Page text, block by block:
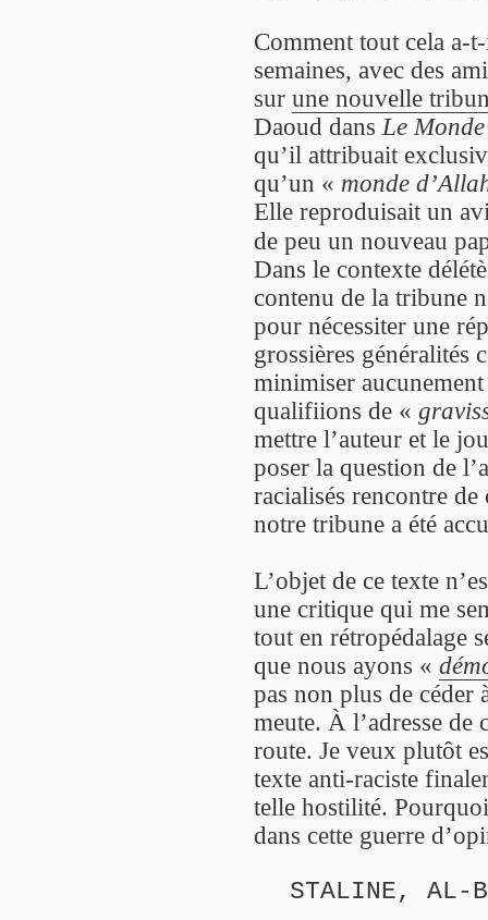
Comment tout cela a-
semaines, avec des
sur une nouvelle
Daoud dans Le Monde
qu’il attribuait
qu’un « monde
Elle reproduisait un
de peu un nouveau
Dans le contexte
contenu de la tribune
pour nécessiter une
grossières généralités
minimiser
qualifiions de «
mettre l’auteur et le
poser la question de
racialisés rencontre
notre tribune a été
L’objet de ce texte
une critique qui me
tout en rétropédalage
que nous ayons «
pas non plus de céder
meute. À l’adresse de
route. Je veux plutôt
texte anti-raciste
telle hostilité.
dans cette guerre
STALINE, AL-